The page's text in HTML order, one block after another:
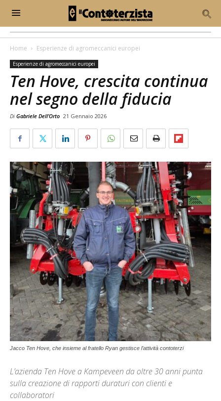
Home Esperienze di agromeccanici europei
Esperienze di agromeccanici europei
Ten Hove, crescita continua
nel segno della fiducia
Di Gabriele Dell’Orto 21 Gennaio 2026
Jacco Ten Hove, che insieme al fratello Ryan gestisce l’attività contoterzi
L’azienda Ten Hove a Kampeveen da oltre 30 anni punta
sulla creazione di rapporti duraturi con clienti e
collaboratori